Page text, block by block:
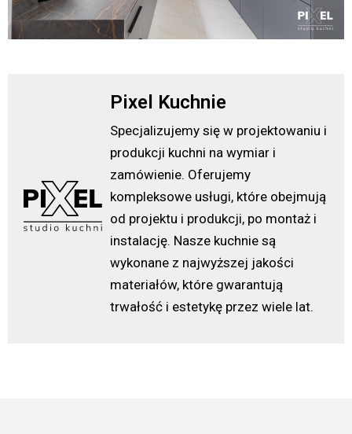
Pixel Kuchnie
Specjalizujemy się w projektowaniu i
produkcji kuchni na wymiar i
zamówienie. Oferujemy
kompleksowe usługi, które obejmują
od projektu i produkcji, po montaż i
instalację. Nasze kuchnie są
wykonane z najwyższej jakości
materiałów, które gwarantują
trwałość i estetykę przez wiele lat.